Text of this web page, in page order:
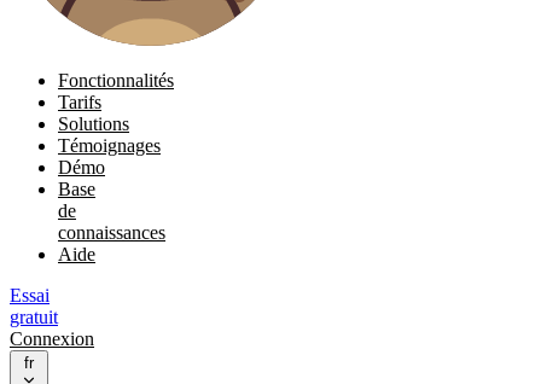
Fonctionnalités
Tarifs
Solutions
Témoignages
Démo
Base
de
connaissances
Aide
Essai
gratuit
Connexion
fr